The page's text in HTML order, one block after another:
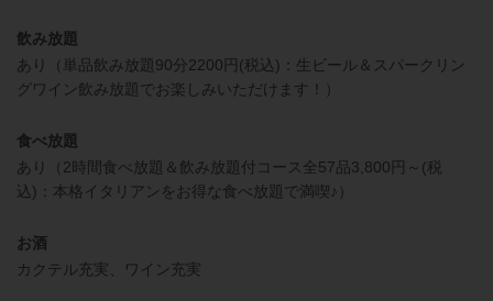
飲み放題
あり（単品飲み放題90分2200円(税込)：生ビール＆スパークリン
グワイン飲み放題でお楽しみいただけます！）
食べ放題
あり（2時間食べ放題＆飲み放題付コース全57品3,800円～(税
込)：本格イタリアンをお得な食べ放題で満喫♪）
お酒
カクテル充実、ワイン充実